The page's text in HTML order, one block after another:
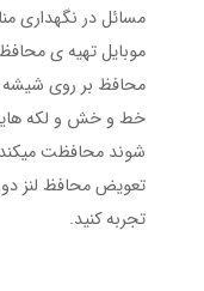
مسائل در نگهداری
موبایل تهیه ی
محافظ بر روی شیشه ی
خط و خش و لکه
شوند محافظت
تعویض محافظ لنز
تجربه کنید.